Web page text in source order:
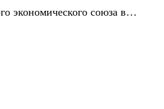
экономического союза в…